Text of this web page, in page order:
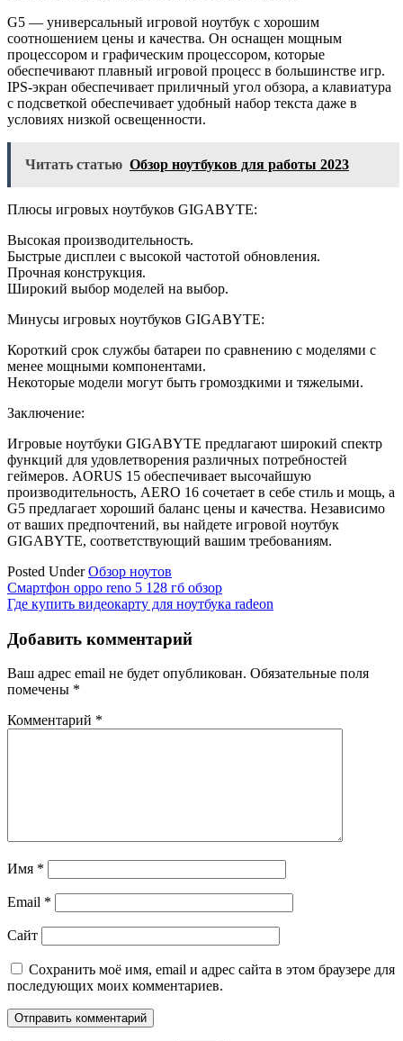
G5 — универсальный игровой ноутбук с хорошим
соотношением цены и качества. Он оснащен мощным
процессором и графическим процессором, которые
обеспечивают плавный игровой процесс в большинстве игр.
IPS-экран обеспечивает приличный угол обзора, а клавиатура
с подсветкой обеспечивает удобный набор текста даже в
условиях низкой освещенности.
Читать статью Обзор ноутбуков для работы 2023
Плюсы игровых ноутбуков GIGABYTE:
Высокая производительность.
Быстрые дисплеи с высокой частотой обновления.
Прочная конструкция.
Широкий выбор моделей на выбор.
Минусы игровых ноутбуков GIGABYTE:
Короткий срок службы батареи по сравнению с моделями с
менее мощными компонентами.
Некоторые модели могут быть громоздкими и тяжелыми.
Заключение:
Игровые ноутбуки GIGABYTE предлагают широкий спектр
функций для удовлетворения различных потребностей
геймеров. AORUS 15 обеспечивает высочайшую
производительность, AERO 16 сочетает в себе стиль и мощь, а
G5 предлагает хороший баланс цены и качества. Независимо
от ваших предпочтений, вы найдете игровой ноутбук
GIGABYTE, соответствующий вашим требованиям.
Posted UnderОбзор ноутов
Навигация
по
записям
Смартфон oppo reno 5 128 гб обзор
Где купить видеокарту для ноутбука radeon
Добавить комментарий
Ваш адрес email не будет опубликован. Обязательные поля
помечены *
Комментарий *
Имя *
Email *
Сайт
Сохранить моё имя, email и адрес сайта в этом браузере для
последующих моих комментариев.